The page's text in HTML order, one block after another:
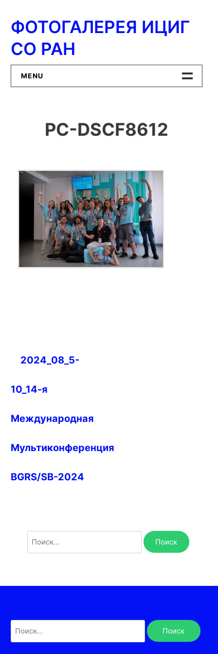
содержимому
ФОТОГАЛЕРЕЯ ИЦИГ
СО РАН
MENU
ИЦиГ СО РАН
PC-DSCF8612
Навигация
записям
2024_08_5-
10_14-я
Международная
Мультиконференция
BGRS/SB-2024
Найти: